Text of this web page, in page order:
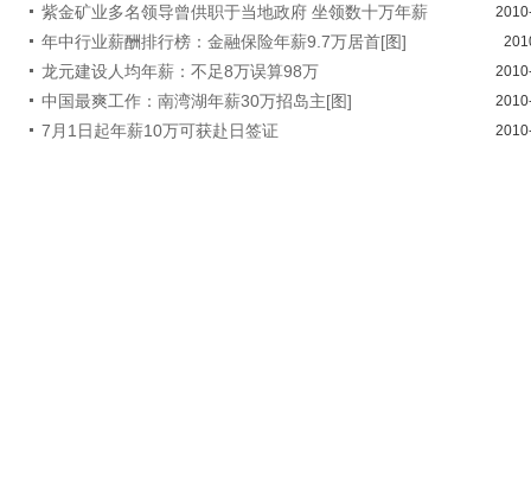
紫金矿业多名领导曾供职于当地政府 坐领数十万年薪
年中行业薪酬排行榜：金融保险年薪9.7万居首[图]
龙元建设人均年薪：不足8万误算98万
中国最爽工作：南湾湖年薪30万招岛主[图]
7月1日起年薪10万可获赴日签证